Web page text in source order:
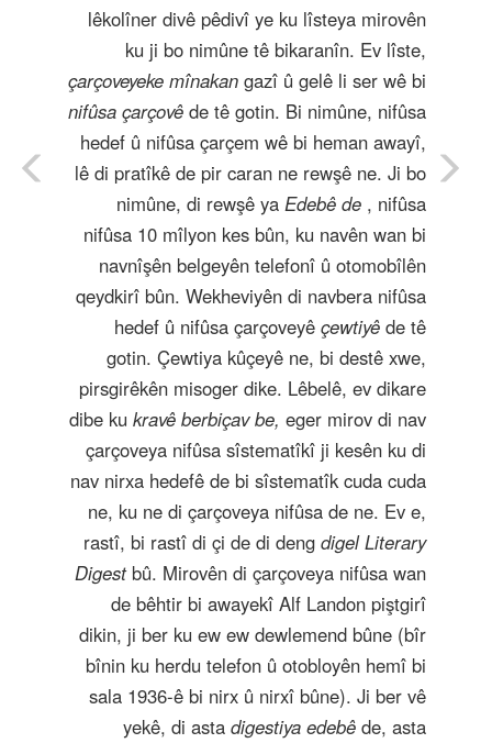
lêkolîner divê pêdivî ye ku lîsteya mirovên
ku ji bo nimûne tê bikaranîn. Ev lîste,
çarçoveyeke mînakan gazî û gelê li ser wê bi
nifûsa çarçovê de tê gotin. Bi nimûne, nifûsa
hedef û nifûsa çarçem wê bi heman awayî,
lê di pratîkê de pir caran ne rewşê ne. Ji bo
nimûne, di rewşê ya Edebê de , nifûsa
nifûsa 10 mîlyon kes bûn, ku navên wan bi
navnîşên belgeyên telefonî û otomobîlên
qeydkirî bûn. Wekheviyên di navbera nifûsa
hedef û nifûsa çarçoveyê çewtiyê de tê
gotin. Çewtiya kûçeyê ne, bi destê xwe,
pirsgirêkên misoger dike. Lêbelê, ev dikare
dibe ku kravê berbiçav be, eger mirov di nav
çarçoveya nifûsa sîstematîkî ji kesên ku di
nav nirxa hedefê de bi sîstematîk cuda cuda
ne, ku ne di çarçoveya nifûsa de ne. Ev e,
rastî, bi rastî di çi de di deng digel Literary
Digestbû. Mirovên di çarçoveya nifûsa wan
de bêhtir bi awayekî Alf Landon piştgirî
dikin, ji ber ku ew ew dewlemend bûne (bîr
bînin ku herdu telefon û otobloyên hemî bi
sala 1936-ê bi nirx û nirxî bûne). Ji ber vê
yekê, di asta digestiya edebê de, asta